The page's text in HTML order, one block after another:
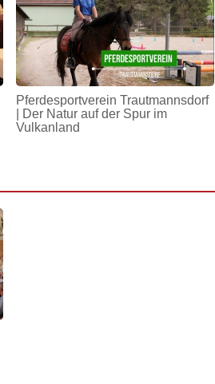
Pferdesportverein Trautmannsdorf
| Der Natur auf der Spur im
Vulkanland